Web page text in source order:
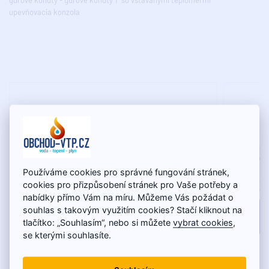
upevňovacia konzola
Používáme cookies pro správné fungování stránek,
cookies pro přizpůsobení stránek pro Vaše potřeby a
nabídky přímo Vám na míru. Můžeme Vás požádat o
souhlas s takovým využitím cookies? Stačí kliknout na
tlačítko: „Souhlasím“, nebo si můžetevybrat cookies,
se kterými souhlasíte.